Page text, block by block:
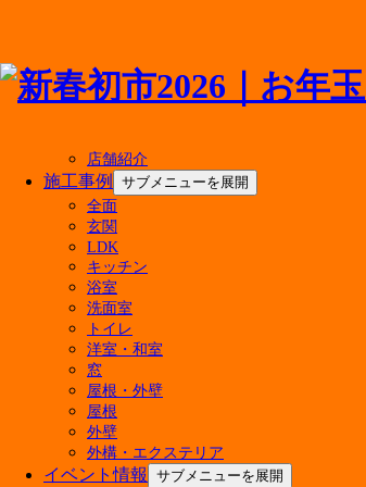
店舗紹介
施工事例
サブメニューを展開
全面
玄関
LDK
キッチン
浴室
洗面室
トイレ
洋室・和室
窓
屋根・外壁
屋根
外壁
外構・エクステリア
イベント情報
サブメニューを展開
メニューを閉じる
最新の投稿
マンションのお風呂リフォーム費
500万円のリフォームで後悔しな
キッチン水栓の交換費用の相場は
屋根リフォームの補助金はいくら
【6月27日・28日開催】4店舗合同
今週末 家族みんなで楽しめる「住
【費用相場】タンク一体型トイレ
戸建てフルリノベーションで後悔
暑くなる前にやっておきたい！窓
キッチンリフォームはDIYでどこ